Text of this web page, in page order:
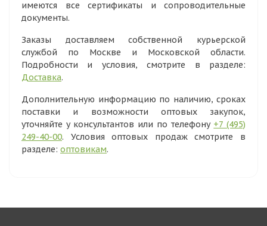
имеются все сертификаты и сопроводительные
документы.
Заказы доставляем собственной курьерской
службой по Москве и Московской области.
Подробности и условия, смотрите в разделе:
Доставка.
Дополнительную информацию по наличию, сроках
поставки и возможности оптовых закупок,
уточняйте у консультантов или по телефону +7 (495)
249-40-00. Условия оптовых продаж смотрите в
разделе: оптовикам.